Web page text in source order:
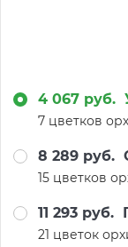
4 067 руб.
7 цветков
8 289 руб.
15 цветков
11 293 руб.
21 цветок